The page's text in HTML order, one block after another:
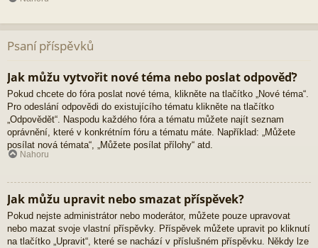
Psaní příspěvků
Jak můžu vytvořit nové téma nebo poslat odpověď?
Pokud chcete do fóra poslat nové téma, klikněte na tlačítko „Nové téma“.
Pro odeslání odpovědi do existujícího tématu klikněte na tlačítko
„Odpovědět“. Naspodu každého fóra a tématu můžete najít seznam
oprávnění, které v konkrétním fóru a tématu máte. Například: „Můžete
posílat nová témata“, „Můžete posílat přílohy“ atd.
Nahoru
Jak můžu upravit nebo smazat příspěvek?
Pokud nejste administrátor nebo moderátor, můžete pouze upravovat
nebo mazat svoje vlastní příspěvky. Příspěvek můžete upravit po kliknutí
na tlačítko „Upravit“, které se nachází v příslušném příspěvku. Někdy lze